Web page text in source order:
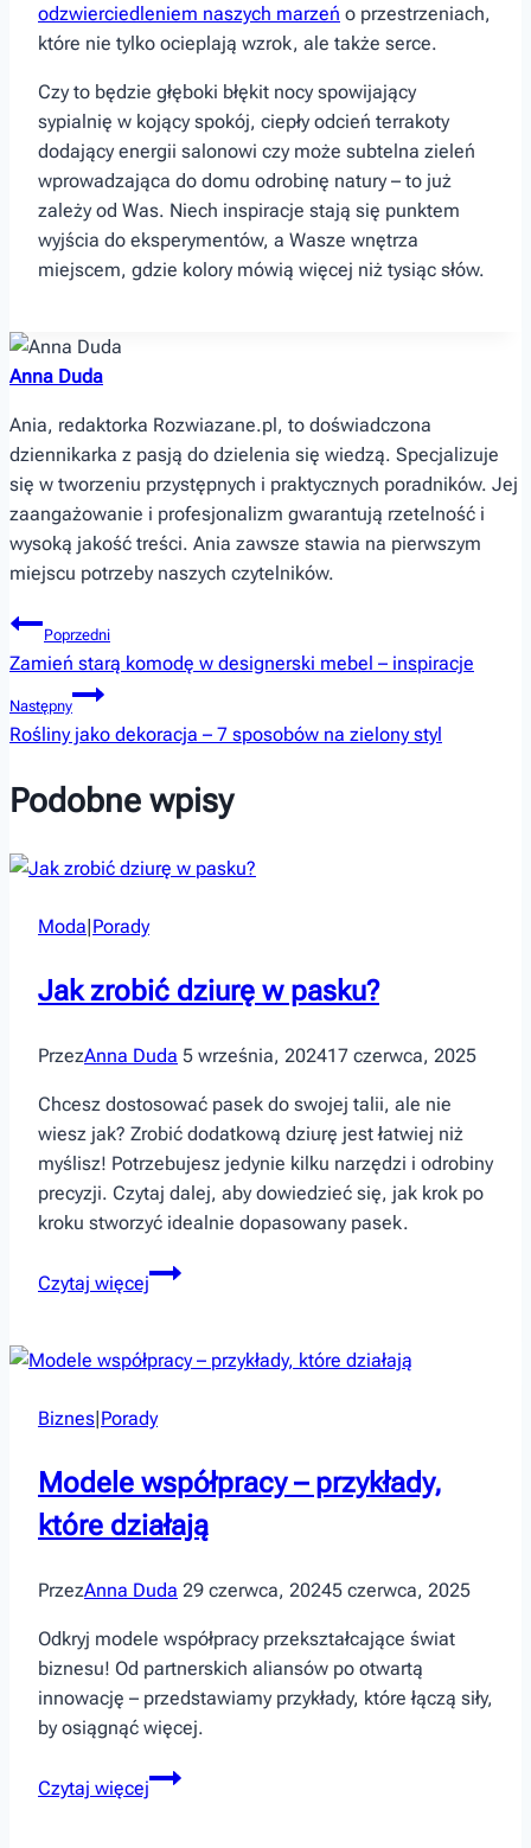
odzwierciedleniem naszych marzeń o przestrzeniach,
które nie tylko ocieplają wzrok, ‍ale także⁢ serce.
Czy to będzie głęboki błękit nocy spowijający
sypialnię w kojący spokój,⁢ ciepły odcień terrakoty
dodający energii salonowi czy ‍może subtelna zieleń
wprowadzająca do domu odrobinę natury – to już
zależy od Was. Niech⁣ inspiracje stają się punktem
wyjścia do eksperymentów, a Wasze wnętrza
miejscem, gdzie kolory mówią ⁢więcej⁤ niż tysiąc słów.
Anna Duda
Ania, redaktorka Rozwiazane.pl, to doświadczona
dziennikarka z pasją do dzielenia się wiedzą. Specjalizuje
się w tworzeniu przystępnych i praktycznych poradników. Jej
zaangażowanie i profesjonalizm gwarantują rzetelność i
wysoką jakość treści. Ania zawsze stawia na pierwszym
miejscu potrzeby naszych czytelników.
Nawigacja
wpisu
Poprzedni
Zamień starą komodę w designerski mebel – inspiracje
Następny
Rośliny jako dekoracja – 7 sposobów na zielony styl
Podobne wpisy
Moda Porady
Jak zrobić dziurę w pasku?
PrzezAnna Duda 5 września, 202417 czerwca, 2025
Chcesz dostosować pasek do swojej talii, ale nie
wiesz jak? Zrobić dodatkową dziurę jest łatwiej niż
myślisz! Potrzebujesz jedynie kilku narzędzi i odrobiny
precyzji. Czytaj dalej, aby dowiedzieć się, jak krok po
kroku stworzyć idealnie dopasowany pasek.
Czytaj więcej
Jak
w
Biznes Porady
Modele współpracy – przykłady,
które działają
PrzezAnna Duda 29 czerwca, 20245 czerwca, 2025
Odkryj modele współpracy przekształcające świat
biznesu! Od partnerskich aliansów po otwartą
innowację – przedstawiamy przykłady, które łączą siły,
by osiągnąć więcej.
Czytaj więcej
Modele